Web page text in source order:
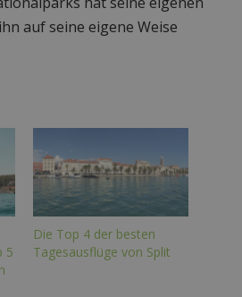
auf seine eigene Weise
5
Die Top 4 der besten
Tagesausflüge von Split